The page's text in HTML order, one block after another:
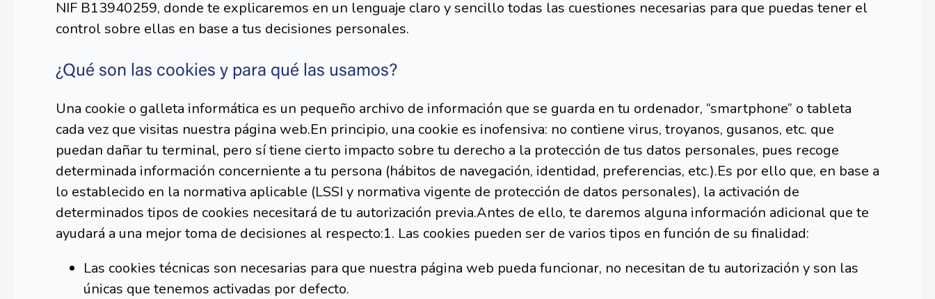
NIF B13940259, donde te explicaremos en un lenguaje claro y sencillo todas las cuestiones necesarias para que puedas tener el
control sobre ellas en base a tus decisiones personales.
¿Qué son las cookies y para qué las usamos?
Una cookie o galleta informática es un pequeño archivo de información que se guarda en tu ordenador, “smartphone” o tableta
cada vez que visitas nuestra página web.En principio, una cookie es inofensiva: no contiene virus, troyanos, gusanos, etc. que
puedan dañar tu terminal, pero sí tiene cierto impacto sobre tu derecho a la protección de tus datos personales, pues recoge
determinada información concerniente a tu persona (hábitos de navegación, identidad, preferencias, etc.).Es por ello que, en base a
lo establecido en la normativa aplicable (LSSI y normativa vigente de protección de datos personales), la activación de
determinados tipos de cookies necesitará de tu autorización previa.Antes de ello, te daremos alguna información adicional que te
ayudará a una mejor toma de decisiones al respecto:1. Las cookies pueden ser de varios tipos en función de su finalidad:
Las cookies técnicas son necesarias para que nuestra página web pueda funcionar, no necesitan de tu autorización y son las
únicas que tenemos activadas por defecto.